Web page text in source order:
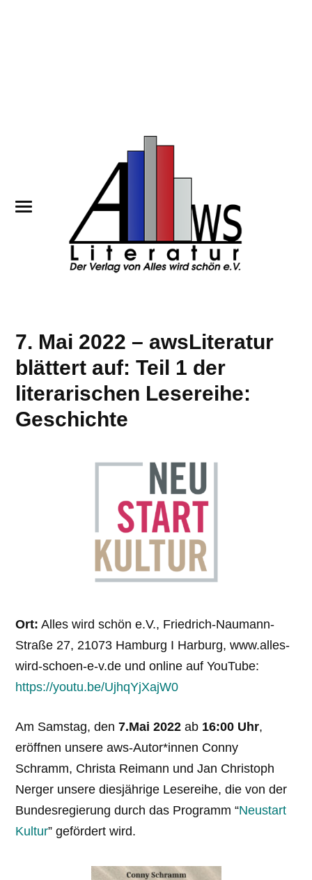
7. Mai 2022 – awsLiteratur
blättert auf: Teil 1 der
literarischen Lesereihe:
Geschichte
Ort: Alles wird schön e.V., Friedrich-Naumann-
Straße 27, 21073 Hamburg I Harburg, www.alles-
wird-schoen-e-v.de und online auf YouTube:
https://youtu.be/UjhqYjXajW0
Am Samstag, den7.Mai 2022 ab 16:00 Uhr,
eröffnen unsere aws-Autor*innen Conny
Schramm, Christa Reimann und Jan Christoph
Nerger unsere diesjährige Lesereihe, die von der
Bundesregierung durch das Programm “Neustart
Kultur” gefördert wird.